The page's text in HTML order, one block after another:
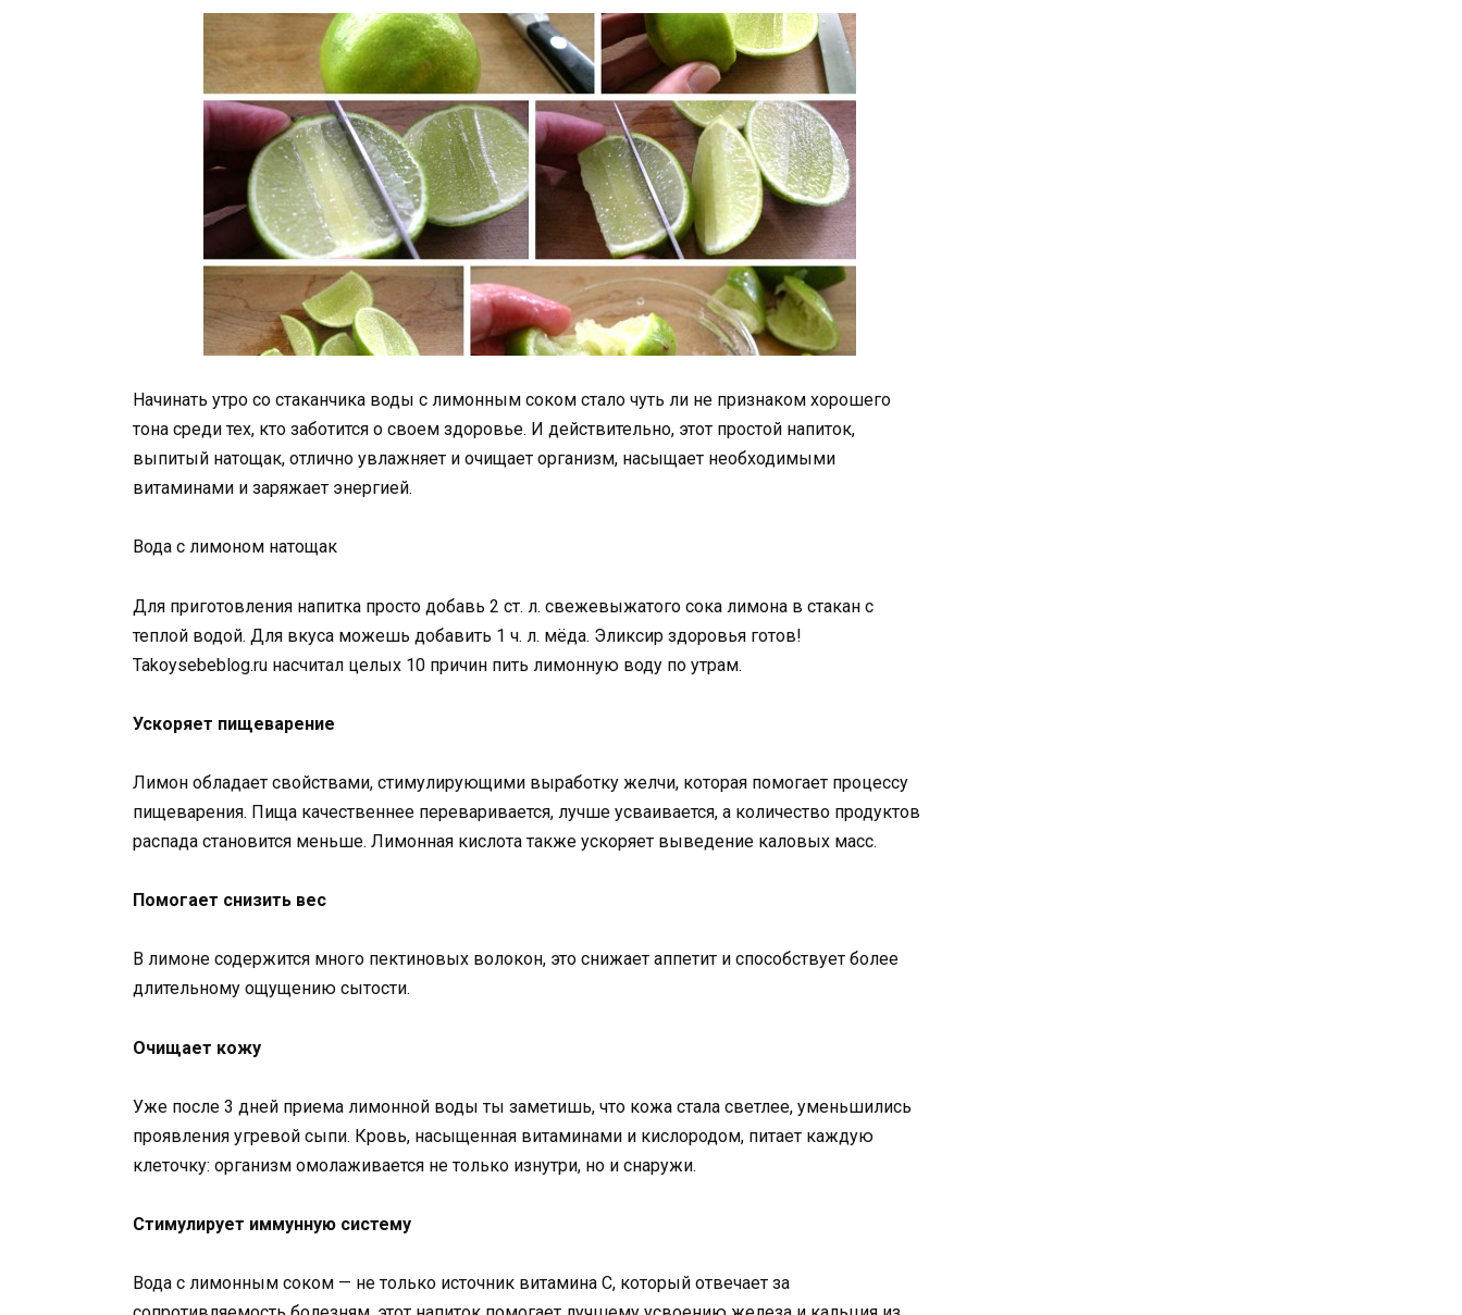
Начинать утро со стаканчика воды с лимонным соком стало чуть ли не признаком хорошего
тона среди тех, кто заботится о своем здоровье. И действительно, этот простой напиток,
выпитый натощак, отлично увлажняет и очищает организм, насыщает необходимыми
витаминами и заряжает энергией.
Вода с лимоном натощак
Для приготовления напитка просто добавь 2 ст. л. свежевыжатого сока лимона в стакан с
теплой водой. Для вкуса можешь добавить 1 ч. л. мёда. Эликсир здоровья готов!
Takoysebeblog.ru насчитал целых 10 причин пить лимонную воду по утрам.
Ускоряет пищеварение
Лимон обладает свойствами, стимулирующими выработку желчи, которая помогает процессу
пищеварения. Пища качественнее переваривается, лучше усваивается, а количество продуктов
распада становится меньше. Лимонная кислота также ускоряет выведение каловых масс.
Помогает снизить вес
В лимоне содержится много пектиновых волокон, это снижает аппетит и способствует более
длительному ощущению сытости.
Очищает кожу
Уже после 3 дней приема лимонной воды ты заметишь, что кожа стала светлее, уменьшились
проявления угревой сыпи. Кровь, насыщенная витаминами и кислородом, питает каждую
клеточку: организм омолаживается не только изнутри, но и снаружи.
Стимулирует иммунную систему
Вода с лимонным соком — не только источник витамина С, который отвечает за